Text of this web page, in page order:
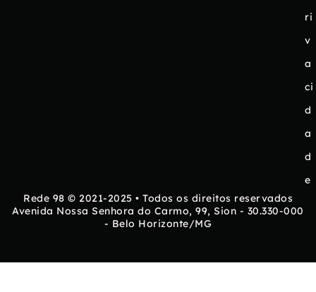
ri
v
a
ci
d
a
d
e
Rede 98 © 2021-2025 • Todos os direitos reservados
Avenida Nossa Senhora do Carmo, 99, Sion - 30.330-000
- Belo Horizonte/MG